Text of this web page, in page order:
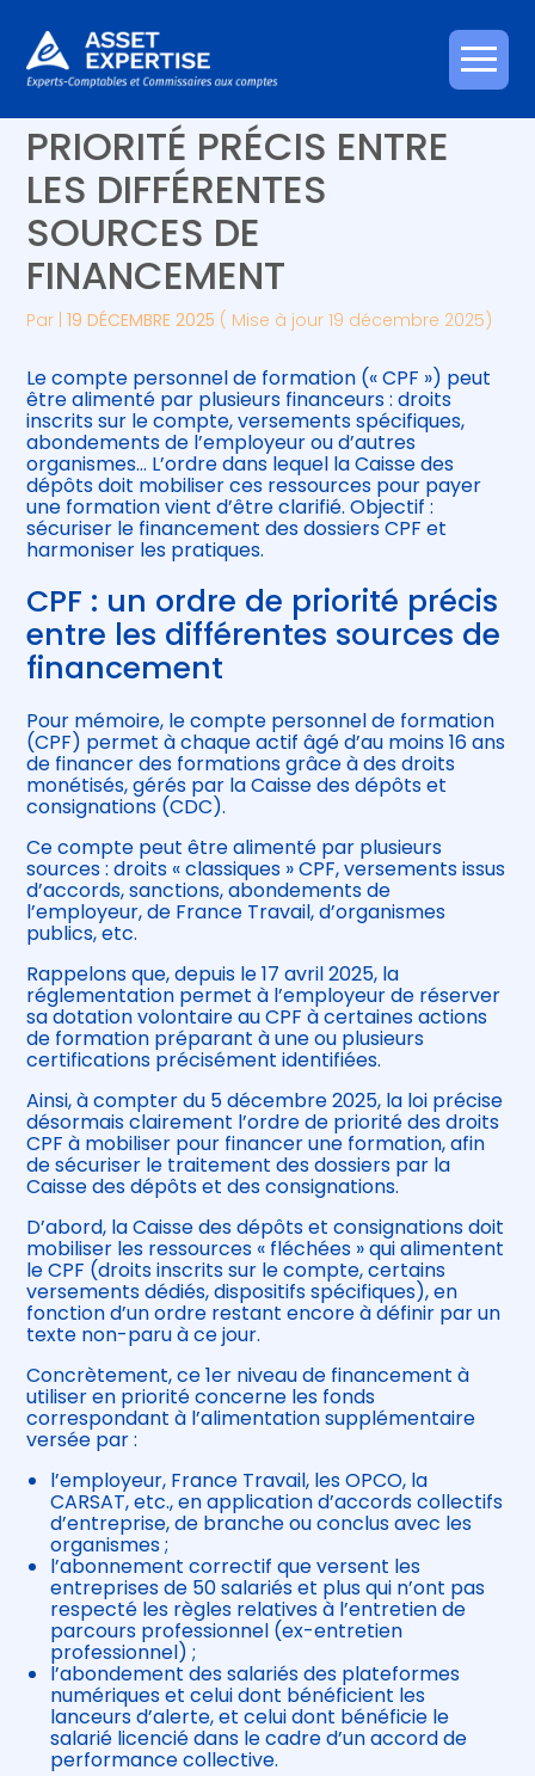
Aller
au
Créer et reprendre une activité
Gérer votre quotidien
Piloter votre entreprise
Développer votre entreprise
Construire votre patrimoine
Être prêt pour la facturation
électronique
Piloter votre gestion
Suivre votre comptabilité
Gérer vos ressources humaines
CPF : UN ORDRE DE
PRIORITÉ PRÉCIS ENTRE
LES DIFFÉRENTES
SOURCES DE
FINANCEMENT
Par |19 DÉCEMBRE 2025 ( Mise à jour 19 décembre 2025)
Le compte personnel de formation (« CPF ») peut
être alimenté par plusieurs financeurs : droits
inscrits sur le compte, versements spécifiques,
abondements de l’employeur ou d’autres
organismes… L’ordre dans lequel la Caisse des
dépôts doit mobiliser ces ressources pour payer
une formation vient d’être clarifié. Objectif :
sécuriser le financement des dossiers CPF et
harmoniser les pratiques.
CPF : un ordre de priorité précis
entre les différentes sources de
financement
Pour mémoire, le compte personnel de formation
(CPF) permet à chaque actif âgé d’au moins 16 ans
de financer des formations grâce à des droits
monétisés, gérés par la Caisse des dépôts et
consignations (CDC).
Ce compte peut être alimenté par plusieurs
sources : droits « classiques » CPF, versements issus
d’accords, sanctions, abondements de
l’employeur, de France Travail, d’organismes
publics, etc.
Rappelons que, depuis le 17 avril 2025, la
réglementation permet à l’employeur de réserver
sa dotation volontaire au CPF à certaines actions
de formation préparant à une ou plusieurs
certifications précisément identifiées.
Ainsi, à compter du 5 décembre 2025, la loi précise
désormais clairement l’ordre de priorité des droits
CPF à mobiliser pour financer une formation, afin
de sécuriser le traitement des dossiers par la
Caisse des dépôts et des consignations.
D’abord, la Caisse des dépôts et consignations doit
mobiliser les ressources « fléchées » qui alimentent
le CPF (droits inscrits sur le compte, certains
versements dédiés, dispositifs spécifiques), en
fonction d’un ordre restant encore à définir par un
texte non-paru à ce jour.
Concrètement, ce 1er niveau de financement à
utiliser en priorité concerne les fonds
correspondant à l’alimentation supplémentaire
versée par :
l’employeur, France Travail, les OPCO, la
CARSAT, etc., en application d’accords collectifs
d’entreprise, de branche ou conclus avec les
organismes ;
l’abonnement correctif que versent les
entreprises de 50 salariés et plus qui n’ont pas
respecté les règles relatives à l’entretien de
parcours professionnel (ex-entretien
professionnel) ;
l’abondement des salariés des plateformes
numériques et celui dont bénéficient les
lanceurs d’alerte, et celui dont bénéficie le
salarié licencié dans le cadre d’un accord de
performance collective.